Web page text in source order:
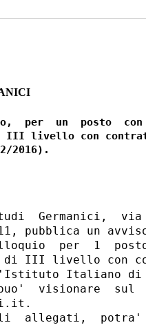
per  un  posto
livello con
Germanici,  via
pubblica un
per  1
di III livello con
l'Istituto Italiano di
visionare  sul
allegati,